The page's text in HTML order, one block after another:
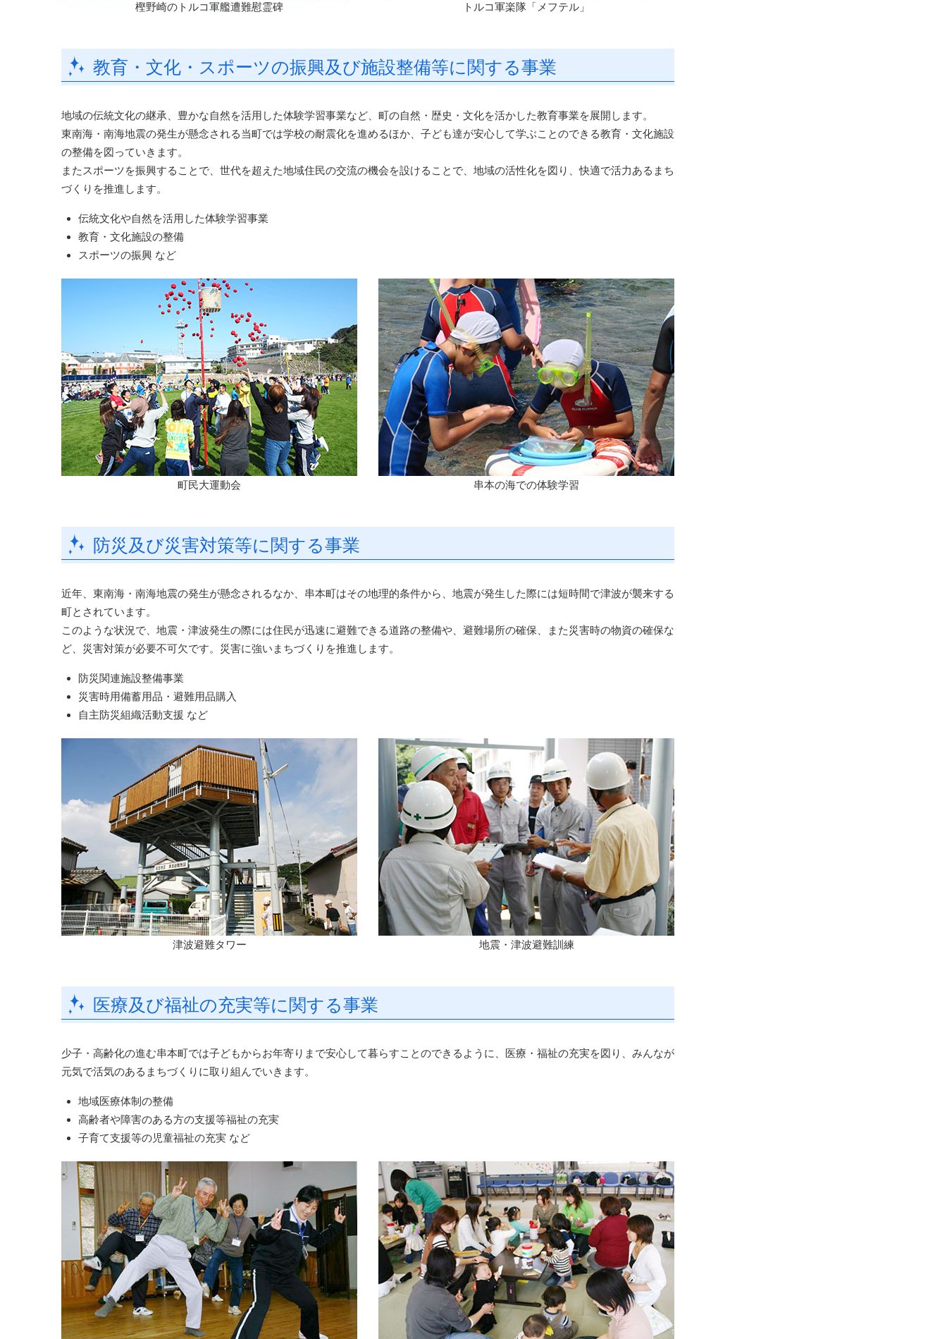
樫野崎のトルコ軍艦遭難慰霊碑 トルコ軍楽隊「メフテル」
教育・文化・スポーツの振興及び施設整備等に関する事業
地域の伝統文化の継承、豊かな自然を活用した体験学習事業など、町の自然・歴史・文化を活かした教育事業を展開します。
東南海・南海地震の発生が懸念される当町では学校の耐震化を進めるほか、子ども達が安心して学ぶことのできる教育・文化施設
の整備を図っていきます。
またスポーツを振興することで、世代を超えた地域住民の交流の機会を設けることで、地域の活性化を図り、快適で活力あるまち
づくりを推進します。
伝統文化や自然を活用した体験学習事業
教育・文化施設の整備
スポーツの振興 など
町民大運動会 串本の海での体験学習
防災及び災害対策等に関する事業
近年、東南海・南海地震の発生が懸念されるなか、串本町はその地理的条件から、地震が発生した際には短時間で津波が襲来する
町とされています。
このような状況で、地震・津波発生の際には住民が迅速に避難できる道路の整備や、避難場所の確保、また災害時の物資の確保な
ど、災害対策が必要不可欠です。災害に強いまちづくりを推進します。
防災関連施設整備事業
災害時用備蓄用品・避難用品購入
自主防災組織活動支援 など
津波避難タワー 地震・津波避難訓練
医療及び福祉の充実等に関する事業
少子・高齢化の進む串本町では子どもからお年寄りまで安心して暮らすことのできるように、医療・福祉の充実を図り、みんなが
元気で活気のあるまちづくりに取り組んでいきます。
地域医療体制の整備
高齢者や障害のある方の支援等福祉の充実
子育て支援等の児童福祉の充実 など